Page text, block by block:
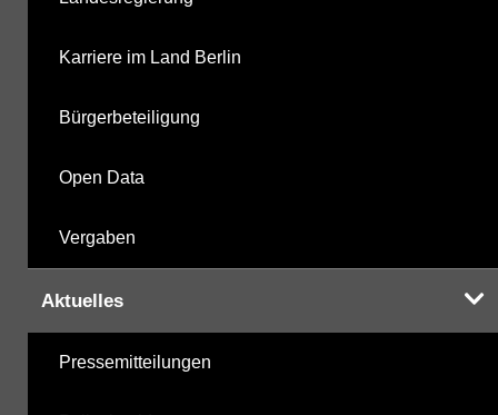
Karriere im Land Berlin
Bürgerbeteiligung
Open Data
Vergaben
Aktuelles
Pressemitteilungen